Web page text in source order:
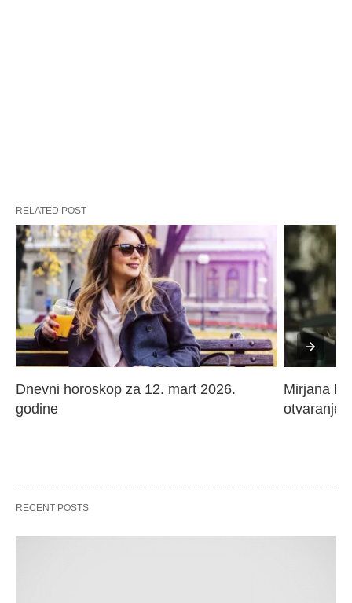
RELATED POST
Dnevni horoskop za 12. mart 2026.
godine
Mirjana
otvaranje
RECENT POSTS